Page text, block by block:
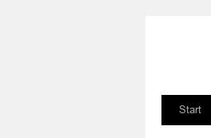
Zum
Start